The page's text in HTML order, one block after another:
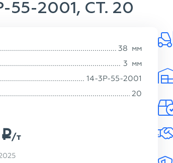
2001, СТ. 20
38 мм
3 мм
14-3Р-55-2001
20
p/т